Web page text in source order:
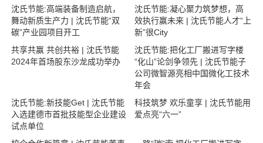
沈氏节能:高端装备制造启航，
舞动新质生产力 | 沈氏节能“双
碳”产业园项目开工
沈氏节能:凝心聚力筑梦想，高
效执行赢未来 | 沈氏节能人才“上
新”很City
共享共赢 共创共裕 | 沈氏节能
2024年首场股东沙龙成功举办
沈氏节能:把化工厂搬进写字楼
“化山”论剑争领先 | 沈氏节能子
公司微智源亮相中国微化工技术
年会
沈氏节能:新技能Get | 沈氏节能
入选建德市首批技能型企业建设
试点单位
科技筑梦 欢乐童享 | 沈氏节能用
爱点亮“六一”